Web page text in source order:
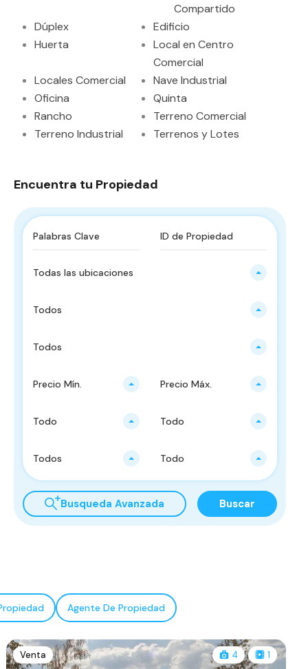
Compartido
Dúplex
Edificio
Huerta
Local en Centro
Comercial
Locales Comercial
Nave Industrial
Oficina
Quinta
Rancho
Terreno Comercial
Terreno Industrial
Terrenos y Lotes
Encuentra tu Propiedad
Todas las ubicaciones
Todos
Todos
Precio Mín. Precio Máx.
Todo Todo
Todos Todo
Busqueda Avanzada Buscar
Agente De Propiedad
Venta 4 1